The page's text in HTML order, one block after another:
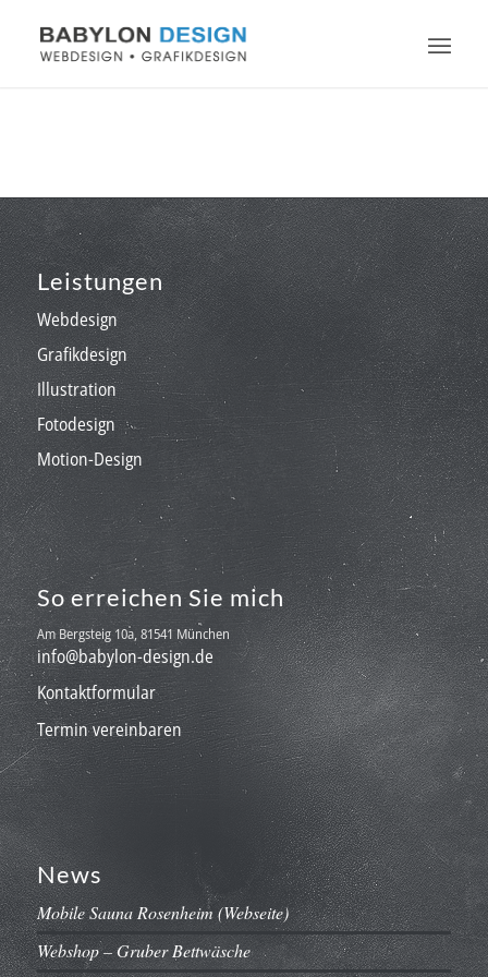
Leistungen
Webdesign
Grafikdesign
Illustration
Fotodesign
Motion-Design
So erreichen Sie mich
Am Bergsteig 10a, 81541 München
info@babylon-design.de
Kontaktformular
Termin vereinbaren
News
Mobile Sauna Rosenheim (Webseite)
Webshop – Gruber Bettwäsche